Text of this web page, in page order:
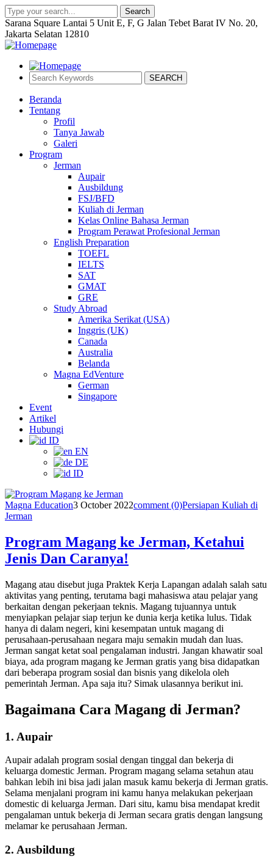
Search
Sarana Square Lantai 5 Unit E, F, G Jalan Tebet Barat IV No. 20,
Jakarta Selatan 12810
SEARCH
Beranda
Tentang
Profil
Tanya Jawab
Galeri
Program
Jerman
Aupair
Ausbildung
FSJ/BFD
Kuliah di Jerman
Kelas Online Bahasa Jerman
Program Perawat Profesional Jerman
English Preparation
TOEFL
IELTS
SAT
GMAT
GRE
Study Abroad
Amerika Serikat (USA)
Inggris (UK)
Canada
Australia
Belanda
Magna EdVenture
German
Singapore
Event
Artikel
Hubungi
ID
EN
DE
ID
Magna Education3 October 2022comment (0)Persiapan Kuliah di
Jerman
Program Magang ke Jerman, Ketahui
Jenis Dan Caranya!
Magang atau disebut juga Praktek Kerja Lapangan adalah salah satu
aktivitas yang penting, terutama bagi mahasiswa atau pelajar yang
berkaitan dengan pekerjaan teknis. Magang tujuannya untuk
menyiapkan pelajar siap terjun ke dunia kerja ketika lulus. Tidak
hanya di dalam negeri, kini kesempatan untuk magang di
perusahaan-perusahaan negara maju semakin mudah dan luas.
Jerman sangat ketat soal pengalaman industri. Jangan khawatir soal
biaya, ada program magang ke Jerman gratis yang bisa didapatkan
dari beberapa program sosial dan bisnis yang dikelola oleh
pemerintah Jerman. Apa saja itu? Simak ulasannya berikut ini.
Bagaimana Cara Magang di Jerman?
1. Aupair
Aupair adalah program sosial dengan tinggal dan bekerja di
keluarga domestic Jerman. Program magang selama setahun atau
bahkan lebih ini bisa jadi jalan masuk kamu bekerja di Jerman gratis.
Selama menjalani program ini kamu hanya melakukan pekerjaan
domestic di keluarga Jerman. Dari situ, kamu bisa mendapat kredit
pengalaman untuk bekerja di Jerman secara gratis dengan langsung
melamar ke perusahaan Jerman.
2. Ausbildung